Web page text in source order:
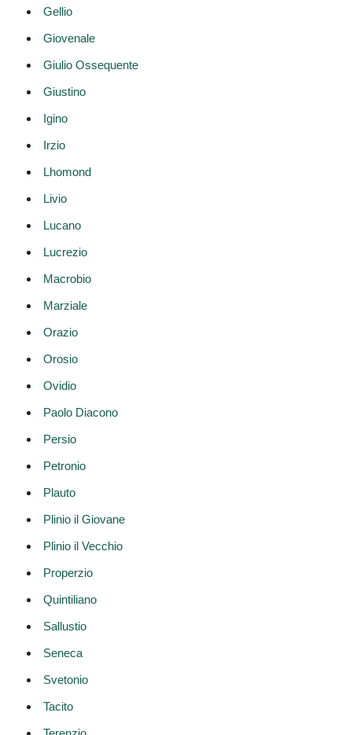
Gellio
Giovenale
Giulio Ossequente
Giustino
Igino
Irzio
Lhomond
Livio
Lucano
Lucrezio
Macrobio
Marziale
Orazio
Orosio
Ovidio
Paolo Diacono
Persio
Petronio
Plauto
Plinio il Giovane
Plinio il Vecchio
Properzio
Quintiliano
Sallustio
Seneca
Svetonio
Tacito